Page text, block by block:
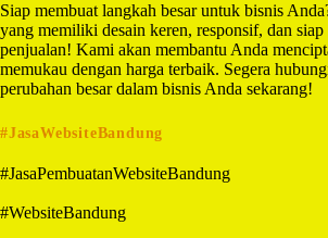
Siap membuat langkah besar untuk bisnis
yang memiliki desain keren, responsif, dan
penjualan! Kami akan membantu Anda
memukau dengan harga terbaik. Segera
perubahan besar dalam bisnis Anda sekarang!
#JasaWebsiteBandung
#JasaPembuatanWebsiteBandung
#WebsiteBandung